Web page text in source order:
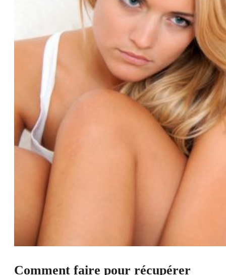
Comment faire pour récupérer